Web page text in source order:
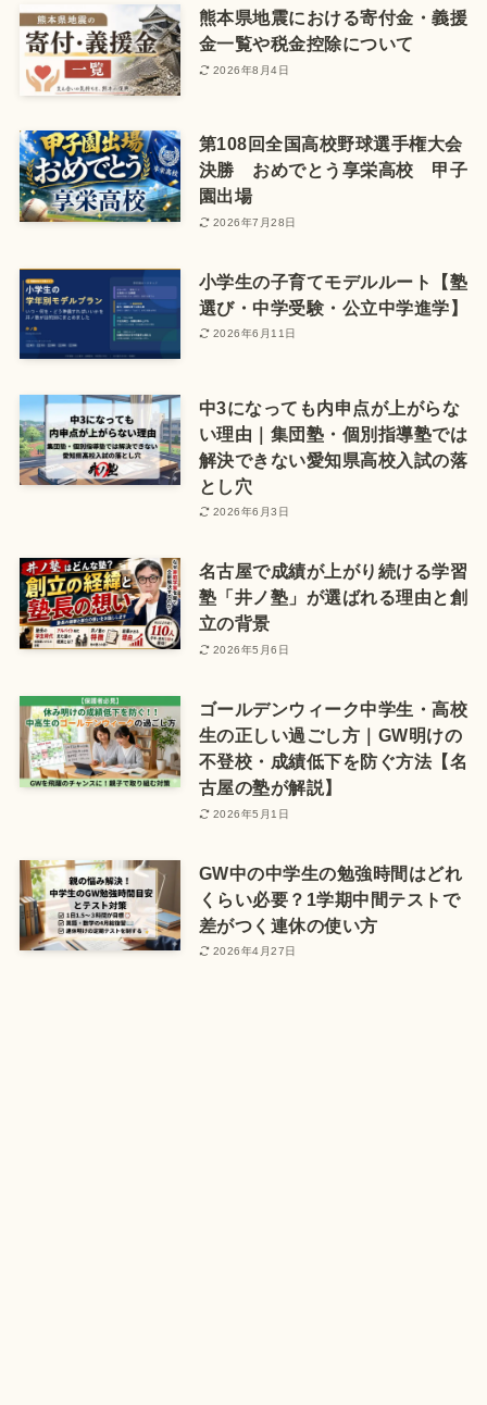
熊本県地震における寄付金・義援
金一覧や税金控除について
2026年8月4日
第108回全国高校野球選手権大会
決勝 おめでとう享栄高校 甲子
園出場
2026年7月28日
小学生の子育てモデルルート【塾
選び・中学受験・公立中学進学】
2026年6月11日
中3になっても内申点が上がらな
い理由｜集団塾・個別指導塾では
解決できない愛知県高校入試の落
とし穴
2026年6月3日
名古屋で成績が上がり続ける学習
塾「井ノ塾」が選ばれる理由と創
立の背景
2026年5月6日
ゴールデンウィーク中学生・高校
生の正しい過ごし方｜GW明けの
不登校・成績低下を防ぐ方法【名
古屋の塾が解説】
2026年5月1日
GW中の中学生の勉強時間はどれ
くらい必要？1学期中間テストで
差がつく連休の使い方
2026年4月27日